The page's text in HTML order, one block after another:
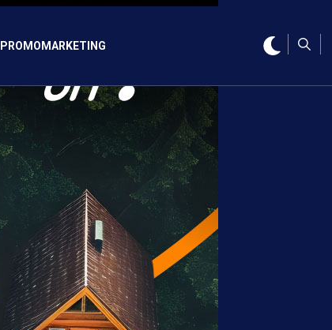
PROMO MARKETING